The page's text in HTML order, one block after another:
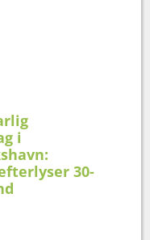
i
30-